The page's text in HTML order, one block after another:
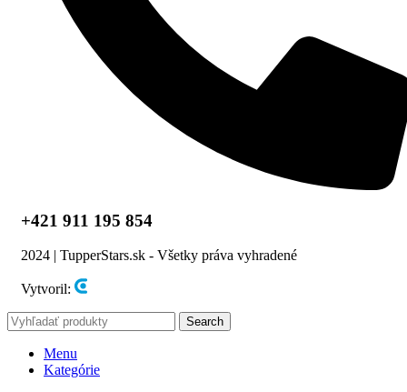
+421 911 195 854
2024 | TupperStars.sk - Všetky práva vyhradené
Vytvoril:
Search
Menu
Kategórie